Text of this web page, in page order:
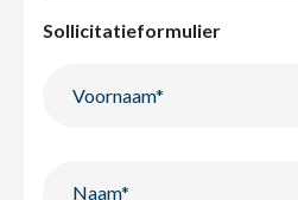
Sollicitatieformulier